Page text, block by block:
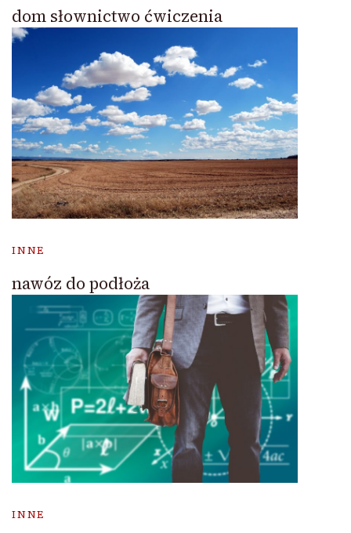
dom słownictwo ćwiczenia
INNE
nawóz do podłoża
INNE